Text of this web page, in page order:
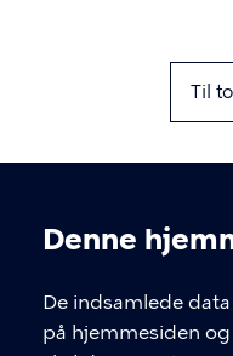
Denne
De indsamlede
på hjemmesiden
Til